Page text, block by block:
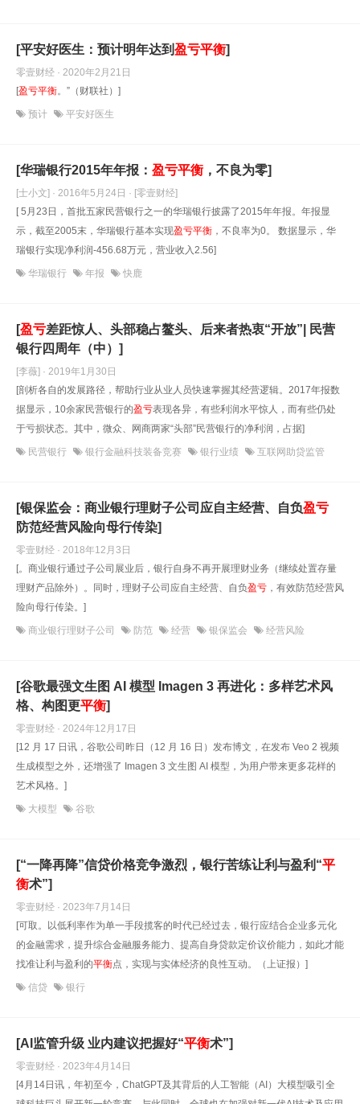
[平安好医生：预计明年达到盈亏平衡]
零壹财经 · 2020年2月21日
[盈亏平衡。”（财联社）]
预计 平安好医生
[华瑞银行2015年年报： 盈亏平衡 ，不良为零]
[士小文] · 2016年5月24日 · [零壹财经]
[ 5月23日，首批五家民营银行之一的华瑞银行披露了2015年年报。年报显
示，截至2005末，华瑞银行基本实现盈亏平衡 ，不良率为0。 数据显示，华
瑞银行实现净利润-456.68万元，营业收入2.56]
华瑞银行 年报 快鹿
[盈亏差距惊人、头部稳占鳌头、后来者热衷“开放”| 民营
银行四周年（中）]
[李薇] · 2019年1月30日
[剖析各自的发展路径，帮助行业从业人员快速掌握其经营逻辑。2017年报数
据显示，10余家民营银行的盈亏表现各异，有些利润水平惊人，而有些仍处
于亏损状态。其中，微众、网商两家“头部”民营银行的净利润，占据]
民营银行 银行金融科技装备竞赛 银行业绩 互联网助贷监管
[银保监会：商业银行理财子公司应自主经营、自负盈亏
防范经营风险向母行传染]
零壹财经 · 2018年12月3日
[。商业银行通过子公司展业后，银行自身不再开展理财业务（继续处置存量
理财产品除外）。同时，理财子公司应自主经营、自负盈亏 ，有效防范经营风
险向母行传染。]
商业银行理财子公司 防范 经营 银保监会 经营风险
[谷歌最强文生图 AI 模型 Imagen 3 再进化：多样艺术风
格、构图更平衡]
零壹财经 · 2024年12月17日
[12 月 17 日讯，谷歌公司昨日（12 月 16 日）发布博文，在发布 Veo 2 视频
生成模型之外，还增强了 Imagen 3 文生图 AI 模型，为用户带来更多花样的
艺术风格。]
大模型 谷歌
[“一降再降”信贷价格竞争激烈，银行苦练让利与盈利“平
衡术”]
零壹财经 · 2023年7月14日
[可取。以低利率作为单一手段揽客的时代已经过去，银行应结合企业多元化
的金融需求，提升综合金融服务能力、提高自身贷款定价议价能力，如此才能
找准让利与盈利的平衡点，实现与实体经济的良性互动。（上证报）]
信贷 银行
[AI监管升级 业内建议把握好“平衡术”]
零壹财经 · 2023年4月14日
[4月14日讯，年初至今，ChatGPT及其背后的人工智能（AI）大模型吸引全